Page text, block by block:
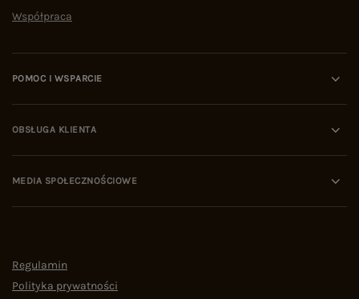
Współpraca
POMOC I WSPARCIE
OBSŁUGA KLIENTA
MEDIA SPOŁECZNOŚCIOWE
Regulamin
Polityka prywatności